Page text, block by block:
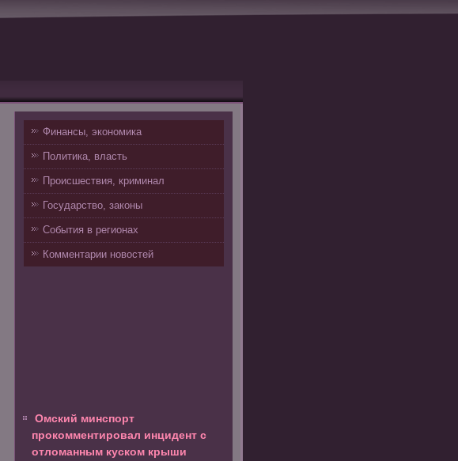
Финансы, экономика
Политика, власть
Происшествия, криминал
Государство, законы
События в регионах
Комментарии новостей
Омский минспорт
прокомментировал инцидент с
отломанным куском крыши